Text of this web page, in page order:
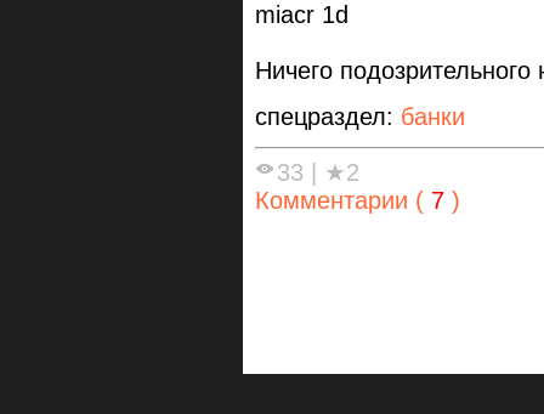
miacr 1d
Ничего подозрительного
спецраздел: банки
33 | ★2
Комментарии ( 7 )